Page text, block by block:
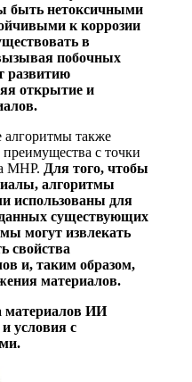
нетоксичными
к коррозии
в
побочных
развитию
открытие и
алгоритмы также
с точки
МНР. Для того, чтобы
алгоритмы
использованы для
существующих
могут извлекать
свойства
и, таким образом,
материалов.
материалов ИИ
условия с